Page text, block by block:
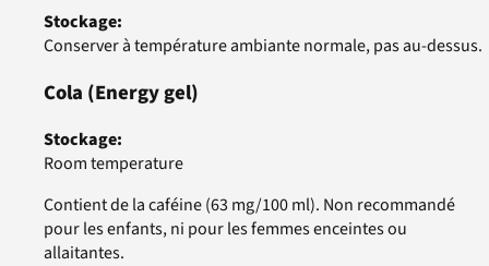
Stockage:
Conserver à température ambiante normale, pas au-dessus.
Cola (Energy gel)
Stockage:
Room temperature
Contient de la caféine (63 mg/100 ml). Non recommandé
pour les enfants, ni pour les femmes enceintes ou
allaitantes.